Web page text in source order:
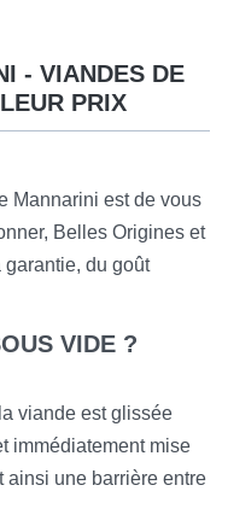
- VIANDES DE
PRIX
Mannarini est de vous
Belles Origines et
garantie, du goût
VIDE ?
viande est glissée
immédiatement mise
ainsi une barrière entre